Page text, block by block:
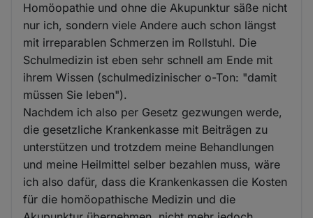
Homöopathie und ohne die Akupunktur säße nicht
nur ich, sondern viele Andere auch schon längst
mit irreparablen Schmerzen im Rollstuhl. Die
Schulmedizin ist eben sehr schnell am Ende mit
ihrem Wissen (schulmedizinischer o-Ton: "damit
müssen Sie leben").
Nachdem ich also per Gesetz gezwungen werde,
die gesetzliche Krankenkasse mit Beiträgen zu
unterstützen und trotzdem meine Behandlungen
und meine Heilmittel selber bezahlen muss, wäre
ich also dafür, dass die Krankenkassen die Kosten
für die homöopathische Medizin und die